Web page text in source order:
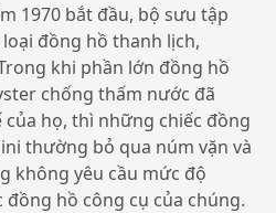
1970 bắt đầu, bộ sưu tập
đồng hồ thanh lịch,
khi phần lớn đồng hồ
chống thấm nước đã
của họ, thì những chiếc đồng
thường bỏ qua núm vặn và
không yêu cầu mức độ
hồ công cụ của chúng.